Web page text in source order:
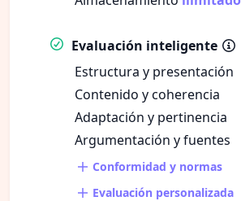
Evaluación inteligente
Estructura y presentación
Contenido y coherencia
Adaptación y pertinencia
Argumentación y fuentes
Conformidad y normas
Evaluación personalizada